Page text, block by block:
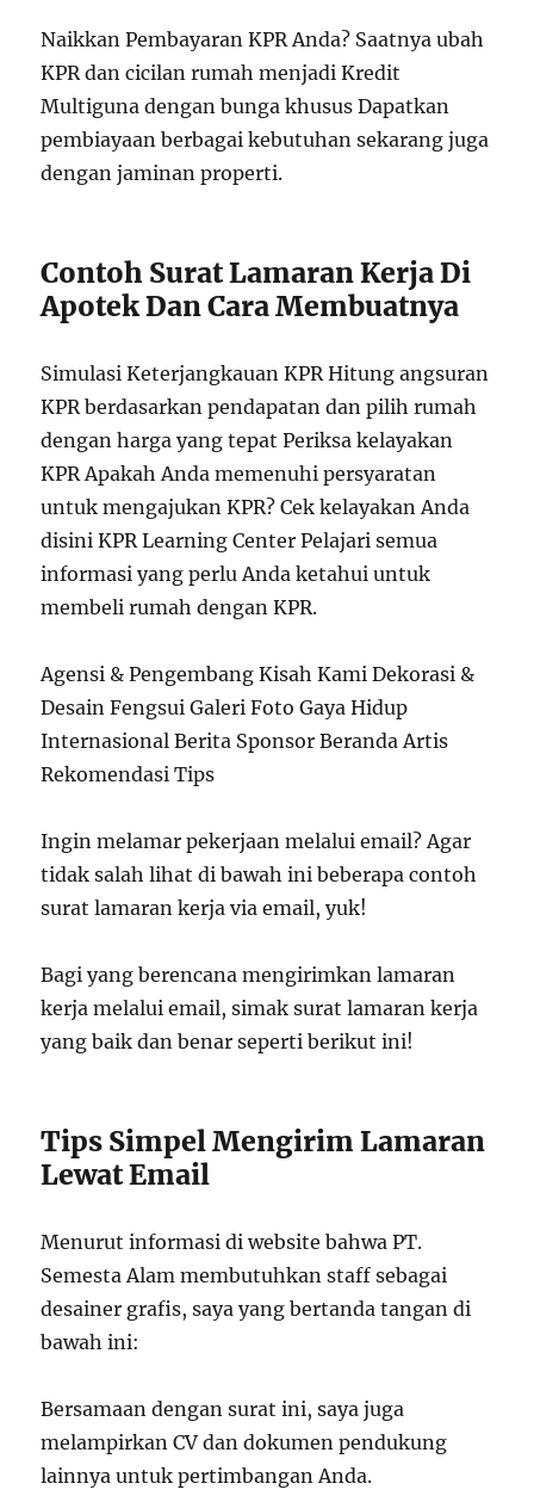
Naikkan Pembayaran KPR Anda? Saatnya ubah
KPR dan cicilan rumah menjadi Kredit
Multiguna dengan bunga khusus Dapatkan
pembiayaan berbagai kebutuhan sekarang juga
dengan jaminan properti.
Contoh Surat Lamaran Kerja Di
Apotek Dan Cara Membuatnya
Simulasi Keterjangkauan KPR Hitung angsuran
KPR berdasarkan pendapatan dan pilih rumah
dengan harga yang tepat Periksa kelayakan
KPR Apakah Anda memenuhi persyaratan
untuk mengajukan KPR? Cek kelayakan Anda
disini KPR Learning Center Pelajari semua
informasi yang perlu Anda ketahui untuk
membeli rumah dengan KPR.
Agensi & Pengembang Kisah Kami Dekorasi &
Desain Fengsui Galeri Foto Gaya Hidup
Internasional Berita Sponsor Beranda Artis
Rekomendasi Tips
Ingin melamar pekerjaan melalui email? Agar
tidak salah lihat di bawah ini beberapa contoh
surat lamaran kerja via email, yuk!
Bagi yang berencana mengirimkan lamaran
kerja melalui email, simak surat lamaran kerja
yang baik dan benar seperti berikut ini!
Tips Simpel Mengirim Lamaran
Lewat Email
Menurut informasi di website bahwa PT.
Semesta Alam membutuhkan staff sebagai
desainer grafis, saya yang bertanda tangan di
bawah ini:
Bersamaan dengan surat ini, saya juga
melampirkan CV dan dokumen pendukung
lainnya untuk pertimbangan Anda.